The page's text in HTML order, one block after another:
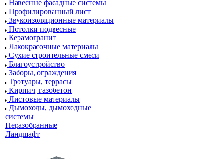
Навесные фасадные системы
Профилированный лист
Звукоизоляционные материалы
Потолки подвесные
Керамогранит
Лакокрасочные материалы
Сухие строительные смеси
Благоустройство
Заборы, ограждения
Тротуары, террасы
Кирпич, газобетон
Листовые материалы
Дымоходы, дымоходные
системы
Неразобранные
Ландшафт